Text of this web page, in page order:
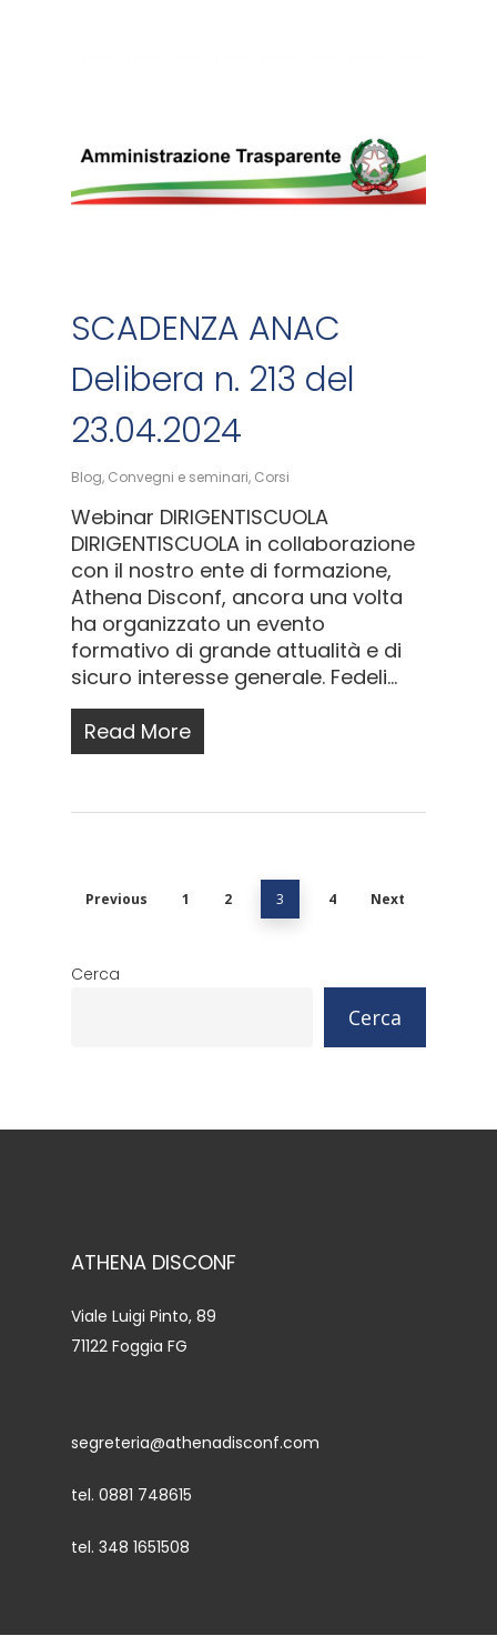
SCADENZA ANAC
Delibera n. 213 del
23.04.2024
Blog, Convegni e seminari, Corsi
Webinar DIRIGENTISCUOLA
DIRIGENTISCUOLA in collaborazione
con il nostro ente di formazione,
Athena Disconf, ancora una volta
ha organizzato un evento
formativo di grande attualità e di
sicuro interesse generale. Fedeli...
Read More
Previous 1 2 3 4 Next
Cerca
Cerca
ATHENA DISCONF
Viale Luigi Pinto, 89
71122 Foggia FG
segreteria@athenadisconf.com
tel. 0881 748615
tel. 348 1651508